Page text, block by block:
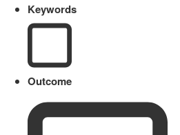
Keywords
Outcome